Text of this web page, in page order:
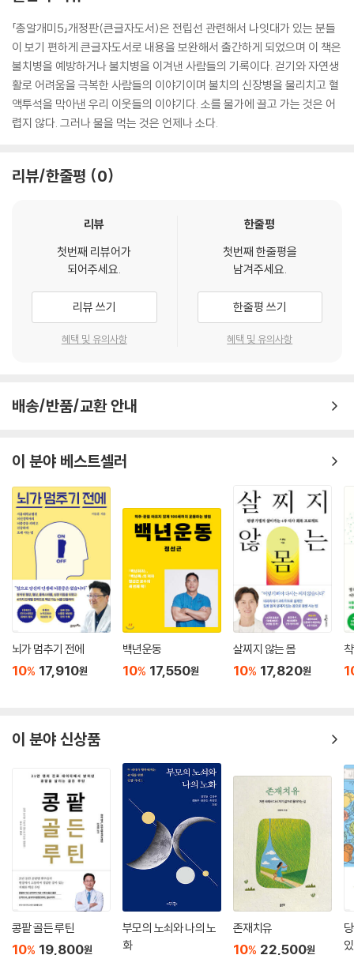
--- p.11
「총알개미5」개정판(큰글자도서)은 전립선 관련해서 나잇대가 있는 분들
이 보기 편하게 큰글자도서로 내용을 보완해서 출간하게 되었으며 이 책은
불치병을 예방하거나 불치병을 이겨낸 사람들의 기록이다. 걷기와 자연생
활로 어려움을 극복한 사람들의 이야기이며 불치의 신장병을 물리치고 혈
액투석을 막아낸 우리 이웃들의 이야기다. 소를 물가에 끌고 가는 것은 어
렵지 않다. 그러나 물을 먹는 것은 언제나 소다.
리뷰/한줄평 0
리뷰
첫번째 리뷰어가
되어주세요.
리뷰 쓰기
혜택 및 유의사항
한줄평
첫번째 한줄평을
남겨주세요.
한줄평 쓰기
혜택 및 유의사항
배송/반품/교환 안내
이 분야 베스트셀러
뇌가 멈추기 전에
10% 17,910원
백년운동
10% 17,550원
살찌지 않는 몸
10% 17,820원
이 분야 신상품
콩팥 골든 루틴
10% 19,800원
부모의 노쇠와 나의 노
화
존재치유
10% 22,500원